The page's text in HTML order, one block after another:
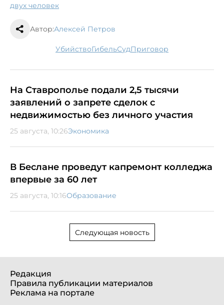
двух человек
Автор:Алексей Петров
убийство гибель суд приговор
На Ставрополье подали 2,5 тысячи
заявлений о запрете сделок с
недвижимостью без личного участия
25 августа, 10:26Экономика
В Беслане проведут капремонт колледжа
впервые за 60 лет
25 августа, 10:16Образование
Следующая новость
Редакция
Правила публикации материалов
Реклама на портале